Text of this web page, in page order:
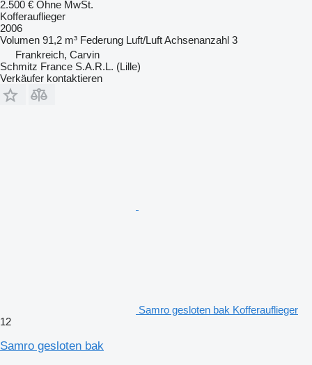
2.500 € Ohne MwSt.
Kofferauflieger
2006
Volumen 91,2 m³ Federung Luft/LuftAchsenanzahl 3
Frankreich, Carvin
Schmitz France S.A.R.L. (Lille)
Verkäufer kontaktieren
Samro gesloten bak Kofferauflieger
12
Samro gesloten bak